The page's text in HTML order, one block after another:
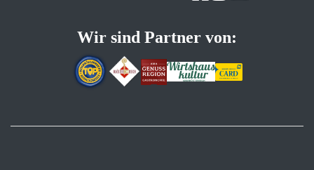
Wir sind Partner von: